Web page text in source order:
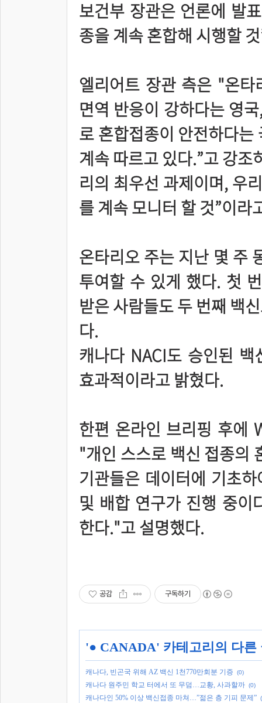
보건부 장관은 언론에 발
종을 계속 혼합해 시행할
엘리어트 장관 측은 "온
면역 반응이 강하다는 영
로 혼합접종이 안전하다
계속 따르고 있다.”고 강
리의 최우선 과제이며, 우
를 계속 모니터 할 것”이라
온타리오 주는 지난 몇 주
투여할 수 있게 했다. 첫
받은 사람들도 두 번째 백
다.
캐나다 NACI도 승인된
효과적이라고 밝혔다.
한편 온라인 브리핑 후에
"개인 스스로 백신 접종의
기관들은 데이터에 기초
및 배합 연구가 진행 중이
한다."고 설명했다.
공감 구독하기
'● CANADA' 카테고리의 다른
캐나다, 빈곤국 위해 AZ 백신 1천770만회분 기증 (0)
캐나다 원주민 학교 터에서 또 무덤…교황, 사과할까 (0)
캐나다인 50% 이상 백신접종 마쳐…”젊은 층 기피 문제”